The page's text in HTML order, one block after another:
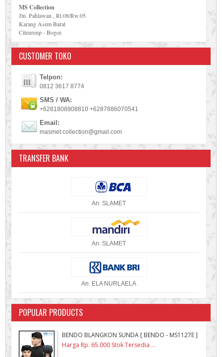
MS Collection
Jln. Pahlawan , Rt.08/Rw.05
Karang Asem Barat
Citeureup - Bogor.
CUSTOMER TOKO
Telpon:
0812 3617 8774
SMS / WA:
+6281808908810 +6287886070541
Email:
masmet.collection@gmail.com
TRANSFER BANK
An. SLAMET
An. SLAMET
An. ELA NURLAELA
POPULAR PRODUCTS
BENDO BLANGKON SUNDA [ BENDO - MS1127E ]
Harga Rp. 65.000 Stok Tersedia ...